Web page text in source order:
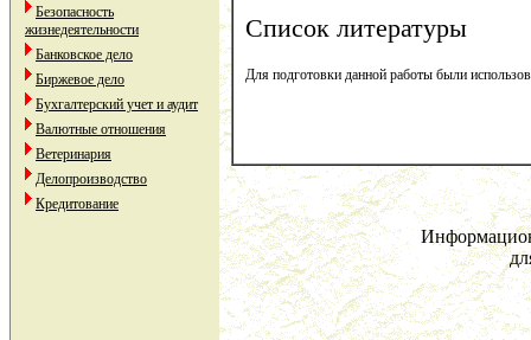
Безопасность
жизнедеятельности
Банковское дело
Биржевое дело
Бухгалтерский учет и аудит
Валютные отношения
Ветеринария
Делопроизводство
Кредитование
Список литературы
Для подготовки данной работы были